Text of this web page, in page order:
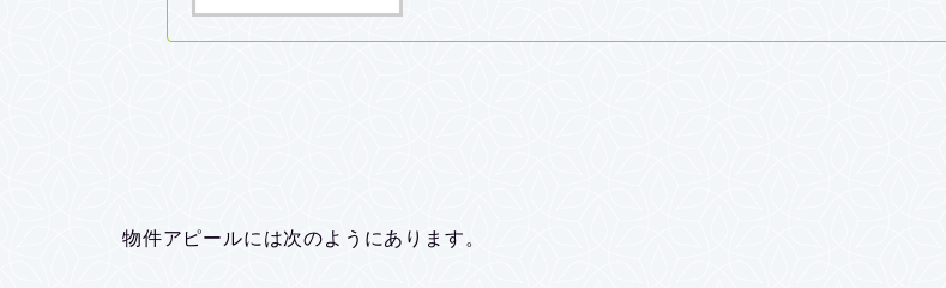
物件アピールには次のようにあります。